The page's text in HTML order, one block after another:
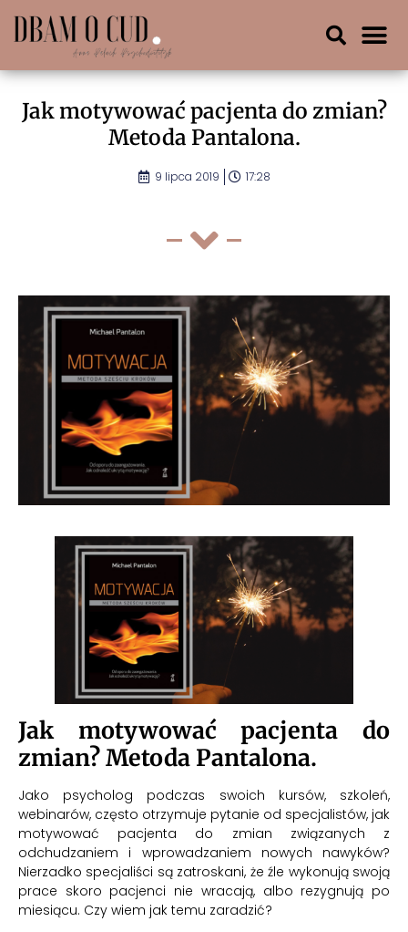
Jak motywować pacjenta do zmian?
Metoda Pantalona.
9 lipca 2019 17:28
Jak motywować pacjenta do
zmian? Metoda Pantalona.
Jako psycholog podczas swoich kursów, szkoleń,
webinarów, często otrzymuje pytanie od specjalistów, jak
motywować pacjenta do zmian związanych z
odchudzaniem i wprowadzaniem nowych nawyków?
Nierzadko specjaliści są zatroskani, że źle wykonują swoją
prace skoro pacjenci nie wracają, albo rezygnują po
miesiącu. Czy wiem jak temu zaradzić?